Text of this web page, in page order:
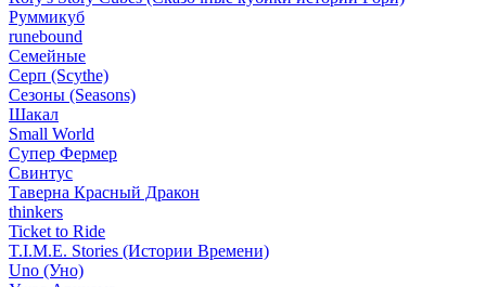
Руммикуб
runebound
Семейные
Серп (Scythe)
Сезоны (Seasons)
Шакал
Small World
Супер Фермер
Свинтус
Таверна Красный Дракон
thinkers
Ticket to Ride
T.I.M.E. Stories (Истории Времени)
Uno (Уно)